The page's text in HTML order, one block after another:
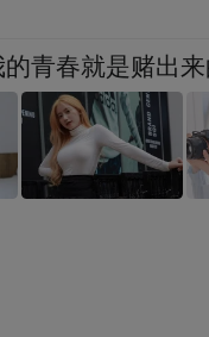
青春就是赌出来